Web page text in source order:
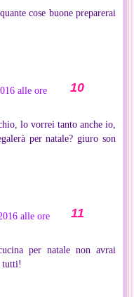
cose buone preparerai
alle ore
lo vorrei tanto anche io,
per natale? giuro son
alle ore
per natale non avrai
tutti!